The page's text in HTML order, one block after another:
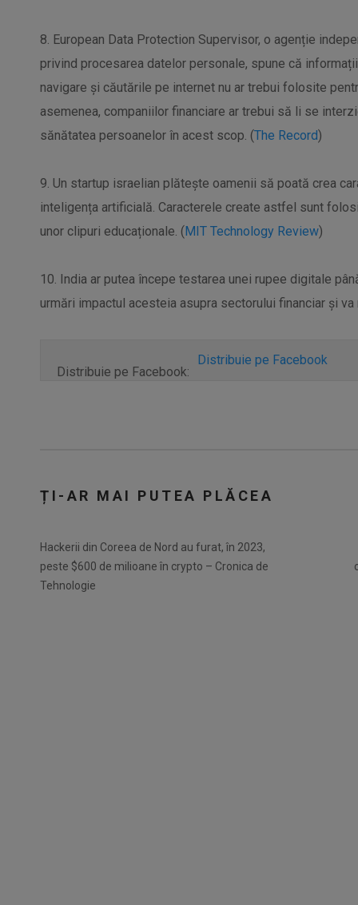
8. European Data Protection Supervisor, o agenție
privind procesarea datelor personale, spune că
navigare și căutările pe internet nu ar trebui folosite
asemenea, companiilor financiare ar trebui să li se
sănătatea persoanelor în acest scop. (The Record)
9. Un startup israelian plătește oamenii să poată crea
inteligența artificială. Caracterele create astfel sunt
unor clipuri educaționale. (MIT Technology Review)
10. India ar putea începe testarea unei rupee digitale
urmări impactul acesteia asupra sectorului financiar și
Distribuie pe Facebook:
Distribuie pe Facebook
ȚI-AR MAI PUTEA PLĂCEA
Hackerii din Coreea de Nord au furat, în 2023,
peste $600 de milioane în crypto – Cronica de
Tehnologie